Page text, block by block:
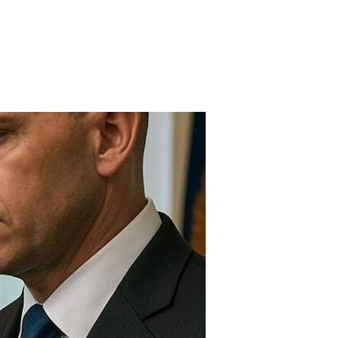
IMAGENES MEDICAS
OBRAS SOCIALES
LABORATORIOS
ORTOPEDIAS
ÓPTICAS